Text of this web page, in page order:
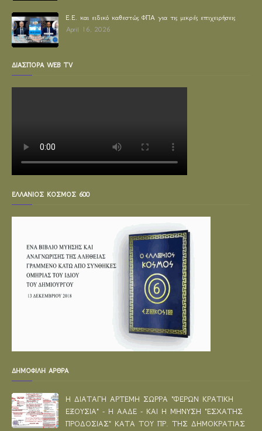
Ε.Ε. και ειδικό καθεστώς ΦΠΑ για τις μικρές επιχειρήσεις
April 16, 2026
ΔΙΑΣΠΟΡΑ WEB TV
ΕΛΛΑΝΙΟΣ ΚΟΣΜΟΣ 600
ΔΗΜΟΦΙΛΗ ΑΡΘΡΑ
Η ΔΙΑΤΑΓΗ ΑΡΤΕΜΗ ΣΩΡΡΑ "ΦΕΡΩΝ ΚΡΑΤΙΚΗ
ΕΞΟΥΣΙΑ" - Η ΑΑΔΕ - ΚΑΙ Η ΜΗΝΥΣΗ "ΕΣΧΑΤΗΣ
ΠΡΟΔΟΣΙΑΣ" ΚΑΤΑ ΤΟΥ ΠΡ. ΤΗΣ ΔΗΜΟΚΡΑΤΙΑΣ